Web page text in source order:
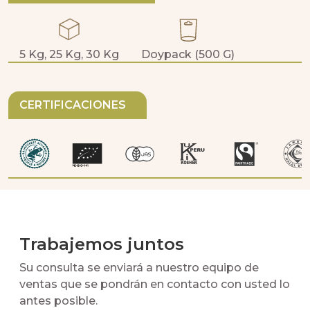
5 Kg, 25 Kg, 30 Kg Doypack (500 G)
CERTIFICACIONES
Trabajemos juntos
Su consulta se enviará a nuestro equipo de
ventas que se pondrán en contacto con usted lo
antes posible.